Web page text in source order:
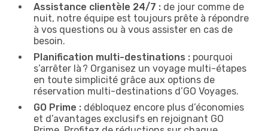
Assistance clientèle 24/7 : de jour comme de
nuit, notre équipe est toujours prête à répondre
à vos questions ou à vous assister en cas de
besoin.
Planification multi-destinations : pourquoi
s’arrêter là ? Organisez un voyage multi-étapes
en toute simplicité grâce aux options de
réservation multi-destinations d’GO Voyages.
GO Prime : débloquez encore plus d’économies
et d’avantages exclusifs en rejoignant GO